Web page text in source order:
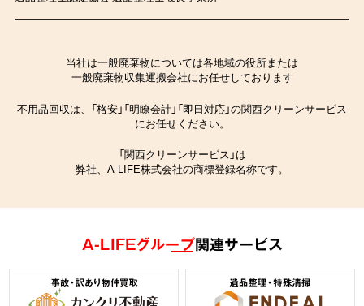
当社は一般廃棄物については各地域の役所または
一般廃棄物収集運搬会社にお任せしております
不用品回収は、「格安」「明瞭会計」「即日対応」の関西クリーンサービス
にお任せください。
「関西クリーンサービス」は
弊社、A-LIFE株式会社の商標登録名称です。
A-LIFEグループ関連サービス